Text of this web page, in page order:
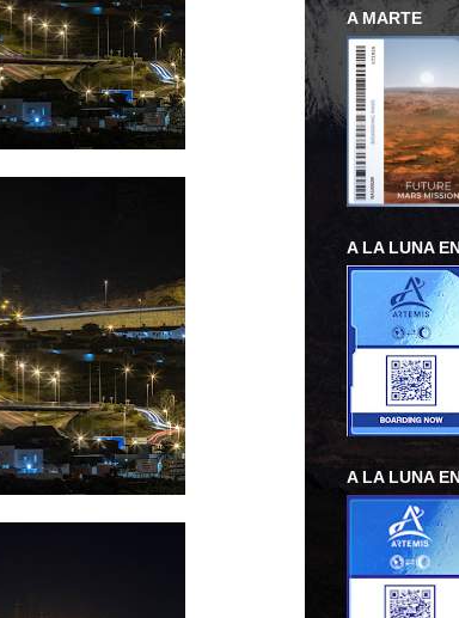
A MARTE
A LA LUNA
A LA LUNA